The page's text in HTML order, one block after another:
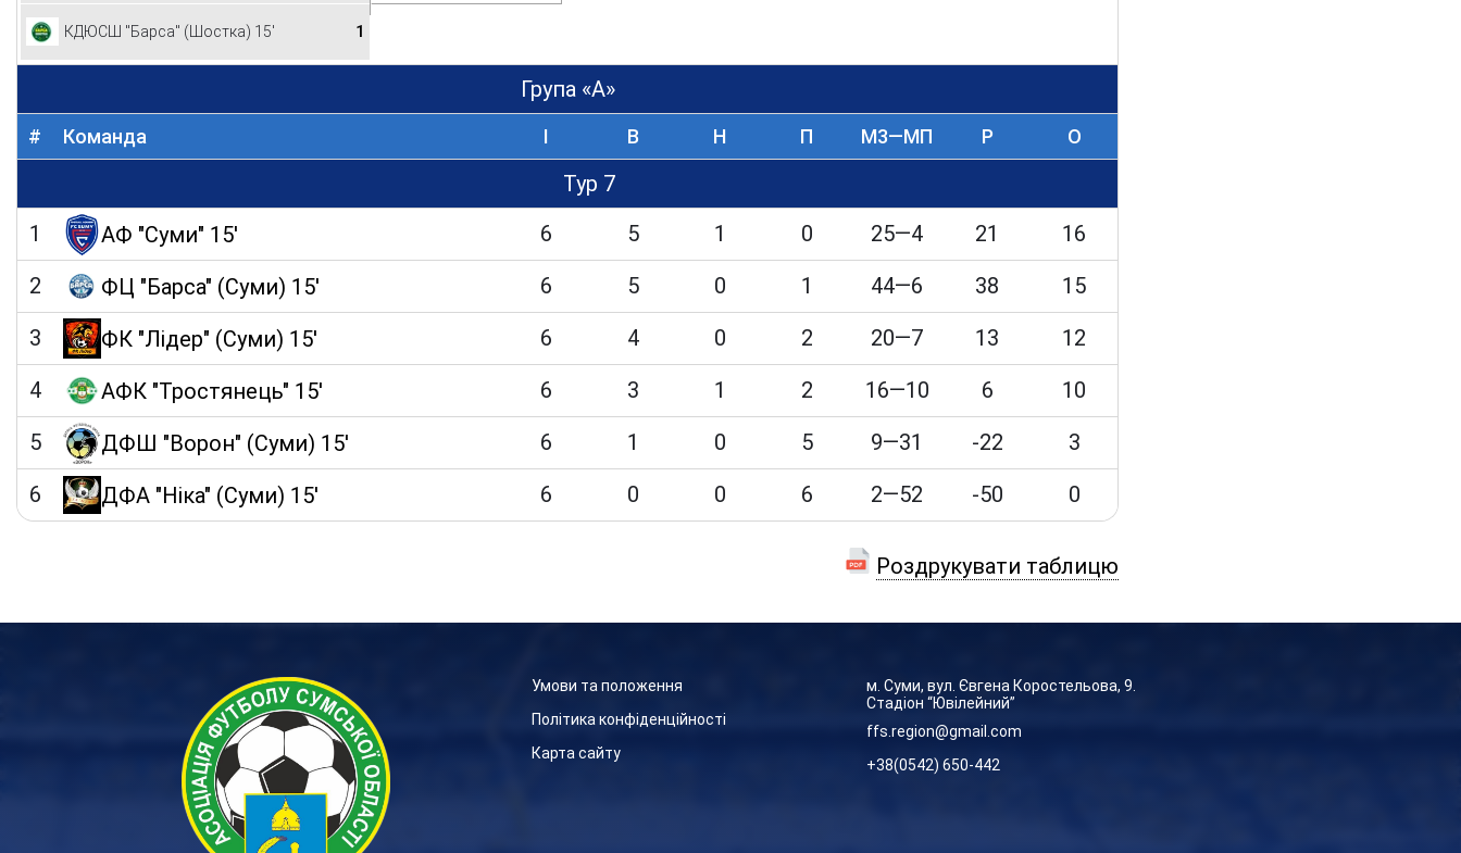
КДЮСШ "Барса" (Шостка) 15' 1
Група «А»
# Команда I В Н П М3—МП Р O
Тур 7
1
АФ "Суми" 15' 6 5 1 0 25—4 21
16
2
ФЦ "Барса" (Суми) 15' 6 5 0 1 44—6 38
15
3
ФК "Лідер" (Суми) 15' 6 4 0 2 20—7 13
12
4
АФК "Тростянець" 15' 6 3 1 2 16—10 6
10
5
ДФШ "Ворон" (Суми) 15' 6 1 0 5 9—31 -22
3
6
ДФА "Ніка" (Суми) 15' 6 0 0 6 2—52 -50 0
Роздрукувати таблицю
Умови та положення
Політика конфіденційності
Карта сайту
м. Суми, вул. Євгена Коростельова, 9.
Стадіон “Ювілейний”
ffs.region@gmail.com
+38(0542) 650-442